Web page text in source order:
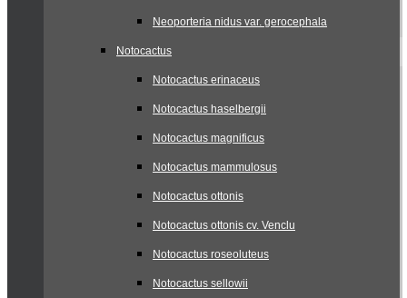
Neoporteria nidus var. gerocephala
Notocactus
Notocactus erinaceus
Notocactus haselbergii
Notocactus magnificus
Notocactus mammulosus
Notocactus ottonis
Notocactus ottonis cv. Venclu
Notocactus roseoluteus
Notocactus sellowii